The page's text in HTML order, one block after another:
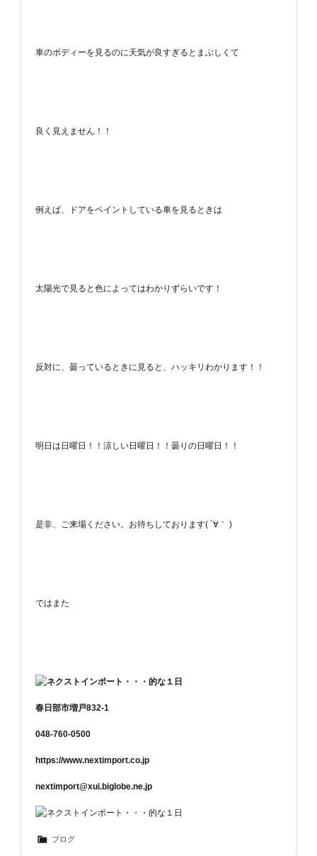
車のボディーを見るのに天気が良すぎるとまぶしくて
良く見えません！！
例えば、ドアをペイントしている車を見るときは
太陽光で見ると色によってはわかりずらいです！
反対に、曇っているときに見ると、ハッキリわかります！！
明日は日曜日！！涼しい日曜日！！曇りの日曜日！！
是非、ご来場ください。お待ちしております( ´∀｀ )
ではまた
春日部市増戸832-1
048-760-0500
https://www.nextimport.co.jp
nextimport@xui.biglobe.ne.jp
ブログ